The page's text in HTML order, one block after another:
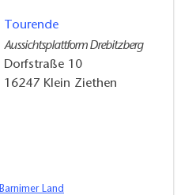
Tourende
Aussichtsplattform Drebitzberg
Dorfstraße 10
16247 Klein Ziethen
Barnimer Land